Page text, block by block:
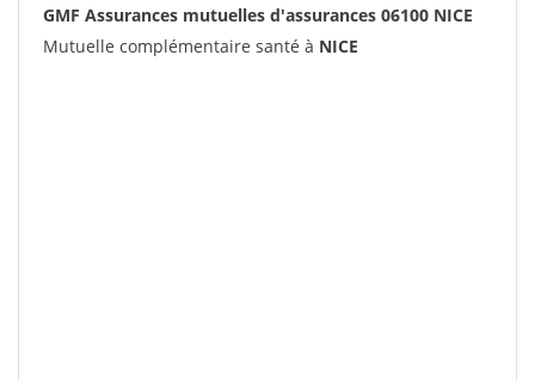
GMF Assurances mutuelles d'assurances 06100 NICE
Mutuelle complémentaire santé à NICE